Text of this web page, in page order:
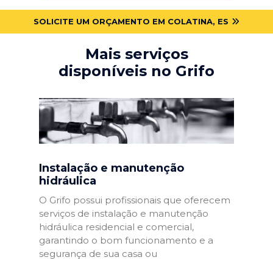
SOLICITE UM ORÇAMENTO EM COLATINA, ES
Mais serviços
disponíveis no Grifo
Instalação e manutenção
hidráulica
O Grifo possui profissionais que oferecem
serviços de instalação e manutenção
hidráulica residencial e comercial,
garantindo o bom funcionamento e a
segurança de sua casa ou